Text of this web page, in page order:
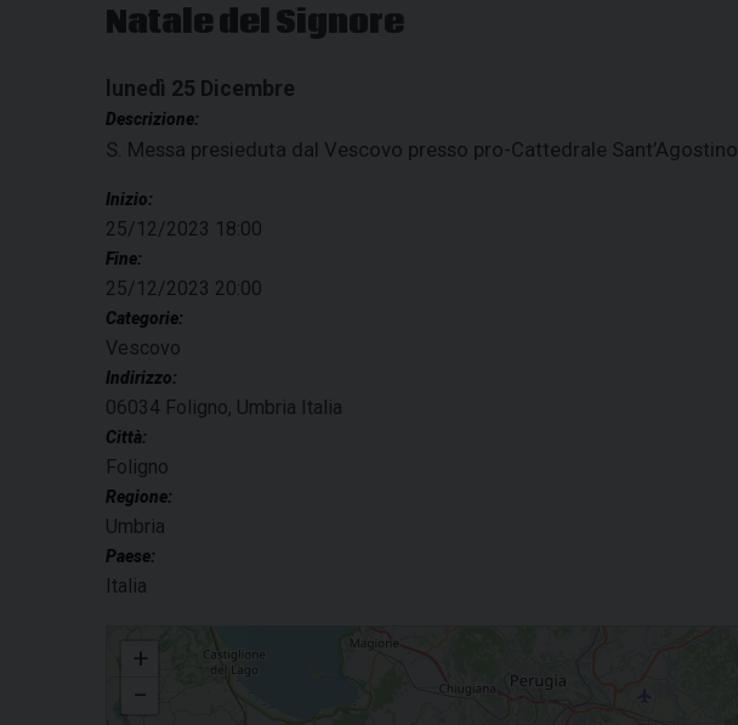
Natale del Signore
lunedì 25 Dicembre
Descrizione:
S. Messa presieduta dal Vescovo presso pro-Cattedrale Sant’Agostino
Inizio:
25/12/2023 18:00
Fine:
25/12/2023 20:00
Categorie:
Vescovo
Indirizzo:
06034 Foligno, Umbria Italia
Città:
Foligno
Regione:
Umbria
Paese:
Italia
+
−